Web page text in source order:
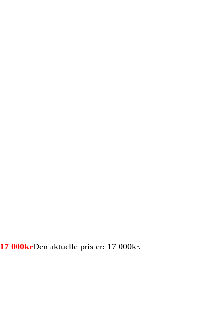
17 000krDen aktuelle pris er: 17 000kr.